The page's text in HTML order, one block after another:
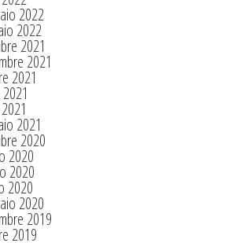
2022
2022
2021
2021
2021
2021
2020
2020
2020
2020
2020
2019
2019